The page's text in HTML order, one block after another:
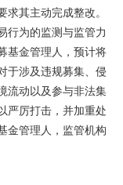
其主动完成整改。
行为的监测与监管力
基金管理人，预计将
于涉及违规募集、侵
流动以及参与非法集
严厉打击，并加重处
金管理人，监管机构